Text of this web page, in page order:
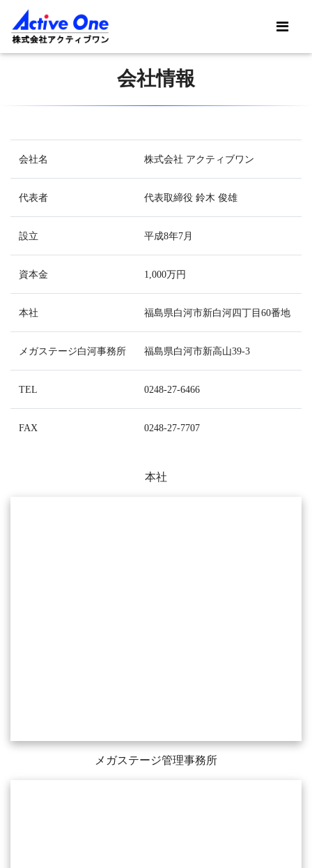
会社情報
会社名 株式会社 アクティブワン
代表者 代表取締役 鈴木 俊雄
設立 平成8年7月
資本金 1,000万円
本社 福島県白河市新白河四丁目60番地
メガステージ白河事務所 福島県白河市新高山39-3
TEL 0248-27-6466
FAX 0248-27-7707
本社
メガステージ管理事務所